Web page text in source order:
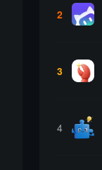
2
3
4